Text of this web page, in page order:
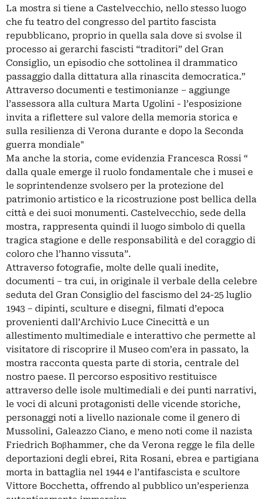
La mostra si tiene a Castelvecchio, nello stesso luogo
che fu teatro del congresso del partito fascista
repubblicano, proprio in quella sala dove si svolse il
processo ai gerarchi fascisti “traditori” del Gran
Consiglio, un episodio che sottolinea il drammatico
passaggio dalla dittatura alla rinascita democratica.”
Attraverso documenti e testimonianze – aggiunge
l’assessora alla cultura Marta Ugolini - l’esposizione
invita a riflettere sul valore della memoria storica e
sulla resilienza di Verona durante e dopo la Seconda
guerra mondiale"
Ma anche la storia, come evidenzia Francesca Rossi “
dalla quale emerge il ruolo fondamentale che i musei e
le soprintendenze svolsero per la protezione del
patrimonio artistico e la ricostruzione post bellica della
città e dei suoi monumenti. Castelvecchio, sede della
mostra, rappresenta quindi il luogo simbolo di quella
tragica stagione e delle responsabilità e del coraggio di
coloro che l’hanno vissuta”.
Attraverso fotografie, molte delle quali inedite,
documenti – tra cui, in originale il verbale della celebre
seduta del Gran Consiglio del fascismo del 24-25 luglio
1943 – dipinti, sculture e disegni, filmati d’epoca
provenienti dall’Archivio Luce Cinecittà e un
allestimento multimediale e interattivo che permette al
visitatore di riscoprire il Museo com’era in passato, la
mostra racconta questa parte di storia, centrale del
nostro paese. Il percorso espositivo restituisce
attraverso delle isole multimediali e dei punti narrativi,
le voci di alcuni protagonisti delle vicende storiche,
personaggi noti a livello nazionale come il genero di
Mussolini, Galeazzo Ciano, e meno noti come il nazista
Friedrich Boβhammer, che da Verona regge le fila delle
deportazioni degli ebrei, Rita Rosani, ebrea e partigiana
morta in battaglia nel 1944 e l’antifascista e scultore
Vittore Bocchetta, offrendo al pubblico un’esperienza